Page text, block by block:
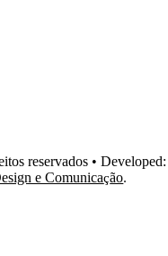
reservados • Developed:
e Comunicação.